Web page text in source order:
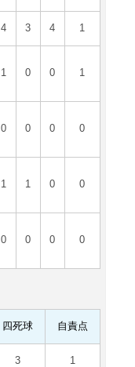
4 3 4 1
1 0 0 1
0 0 0 0
1 1 0 0
0 0 0 0
四死球 自責点
3 1